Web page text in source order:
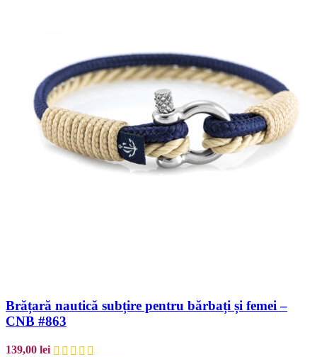
Brățară nautică subțire pentru bărbați și femei –
CNB #863
139,00 lei